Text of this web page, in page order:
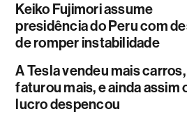
Keiko Fujimori assume
presidência do Peru com
de romper instabilidade
A Tesla vendeu mais carros,
faturou mais, e ainda assim
lucro despencou